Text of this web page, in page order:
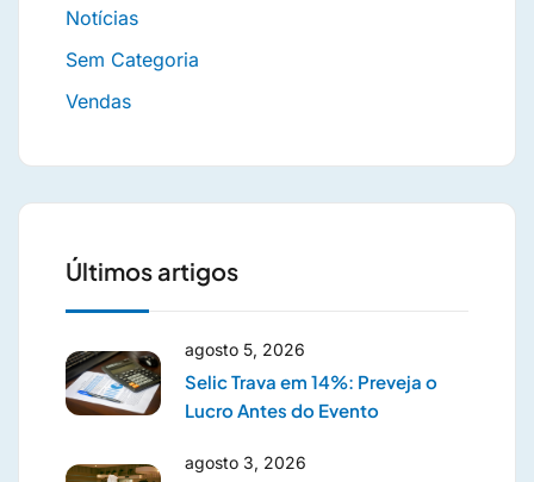
Notícias
Sem Categoria
Vendas
Últimos artigos
agosto 5, 2026
Selic Trava em 14%: Preveja o
Lucro Antes do Evento
agosto 3, 2026